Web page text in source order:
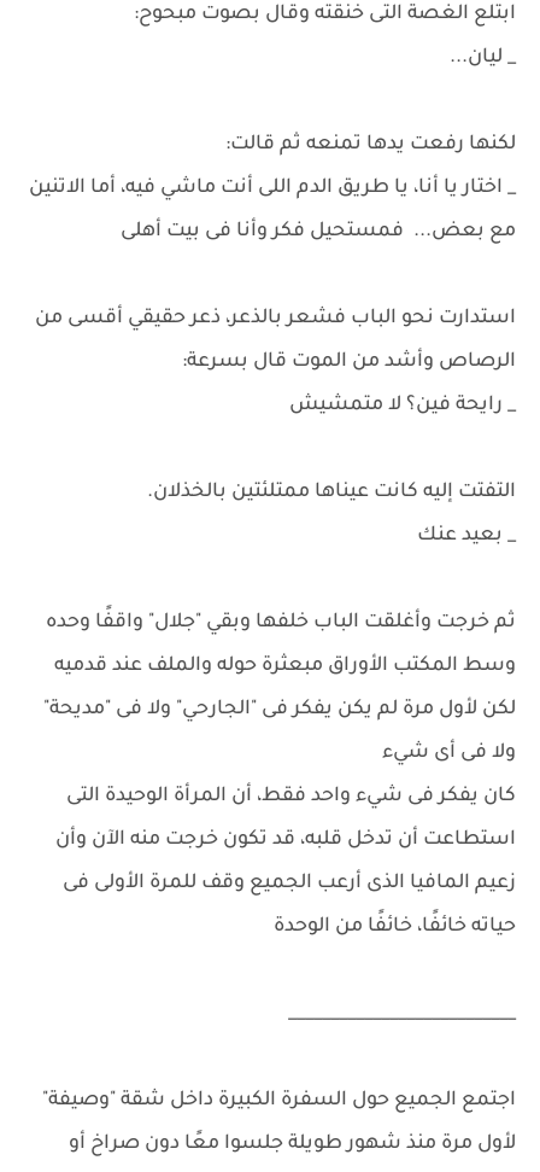
ابتلع الغصة التى خنقته وقال بصوت مبحوح:
_ ليان...
لكنها رفعت يدها تمنعه ثم قالت:
_ اختار يا أنا، يا طريق الدم اللى أنت ماشي فيه، أما الاتنين
مع بعض... فمستحيل فكر وأنا فى بيت أهلى
استدارت نحو الباب فشعر بالذعر، ذعر حقيقي أقسى من
الرصاص وأشد من الموت قال بسرعة:
_ رايحة فين؟ لا متمشيش
التفتت إليه كانت عيناها ممتلئتين بالخذلان.
_ بعيد عنك
ثم خرجت وأغلقت الباب خلفها وبقي "جلال" واقفًا وحده
وسط المكتب الأوراق مبعثرة حوله والملف عند قدميه
لكن لأول مرة لم يكن يفكر فى "الجارحي" ولا فى "مديحة"
ولا فى أى شيء
كان يفكر فى شيء واحد فقط، أن المرأة الوحيدة التى
استطاعت أن تدخل قلبه، قد تكون خرجت منه الآن وأن
زعيم المافيا الذى أرعب الجميع وقف للمرة الأولى فى
حياته خائفًا، خائفًا من الوحدة
___________________________
اجتمع الجميع حول السفرة الكبيرة داخل شقة "وصيفة"
لأول مرة منذ شهور طويلة جلسوا معًا دون صراخ أو